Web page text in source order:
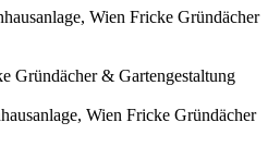
Wien Fricke Gründächer
Gründächer & Gartengestaltung
Wien Fricke Gründächer